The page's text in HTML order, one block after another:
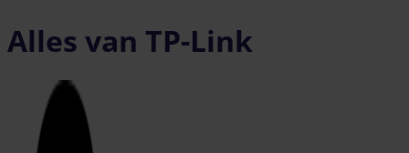
Alles van TP-Link